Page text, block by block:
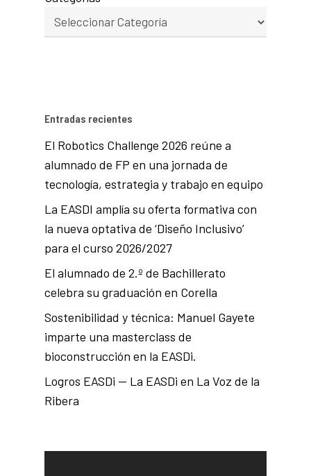
Entradas recientes
El Robotics Challenge 2026 reúne a
alumnado de FP en una jornada de
tecnología, estrategia y trabajo en equipo
La EASDI amplía su oferta formativa con
la nueva optativa de ‘Diseño Inclusivo’
para el curso 2026/2027
El alumnado de 2.º de Bachillerato
celebra su graduación en Corella
Sostenibilidad y técnica: Manuel Gayete
imparte una masterclass de
bioconstrucción en la EASDi.
Logros EASDi — La EASDi en La Voz de la
Ribera